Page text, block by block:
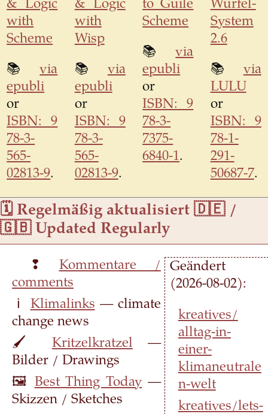
& Logic
with
Scheme
📚via
epubli
or
ISBN: 9
78-3-
565-
02813-9.
& Logic
with
Wisp
📚 via
epubli
or
ISBN: 9
78-3-
565-
02813-9.
to Guile
Scheme
📚via
epubli
or
ISBN: 9
78-3-
7375-
6840-1.
Würfel-
System
2.6
📚 via
LULU
or
ISBN: 9
78-1-
291-
50687-7.
🗓 Regelmäßig aktualisiert 🇩🇪 /
🇬🇧 Updated Regularly
Geändert
(2026-08-02):
kreatives/​
alltag-in-
einer-
klimaneutrale
n-welt
kreatives/​lets-
❢ Kommentare /
comments
ℹ Klimalinks — climate
change news
🖌 Kritzelkratzel —
Bilder / Drawings
🖼 Best Thing Today —
Skizzen / Sketches